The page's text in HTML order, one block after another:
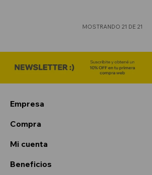
MOSTRANDO 21 DE 21
Empresa
Compra
Mi cuenta
Beneficios